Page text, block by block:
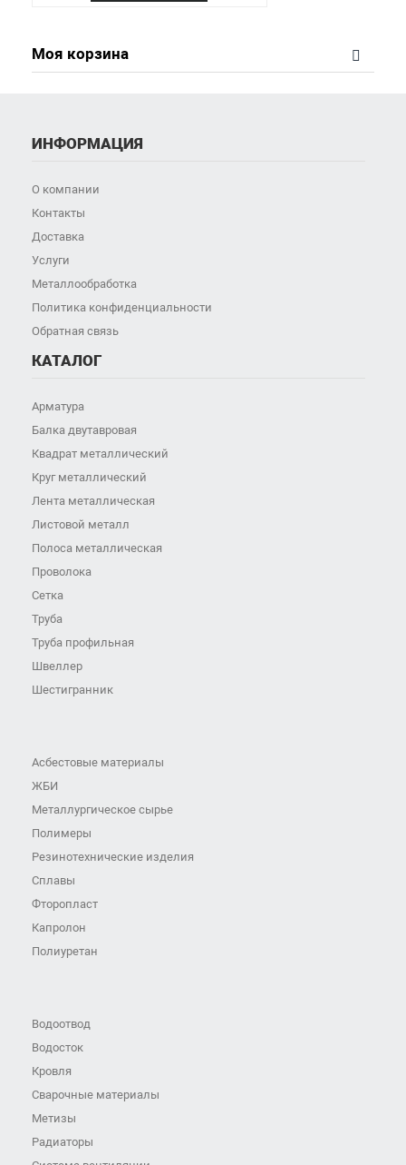
Моя корзина
ИНФОРМАЦИЯ
О компании
Контакты
Доставка
Услуги
Металлообработка
Политика конфиденциальности
Обратная связь
КАТАЛОГ
Арматура
Балка двутавровая
Квадрат металлический
Круг металлический
Лента металлическая
Листовой металл
Полоса металлическая
Проволока
Сетка
Труба
Труба профильная
Швеллер
Шестигранник
Асбестовые материалы
ЖБИ
Металлургическое сырье
Полимеры
Резинотехнические изделия
Сплавы
Фторопласт
Капролон
Полиуретан
Водоотвод
Водосток
Кровля
Сварочные материалы
Метизы
Радиаторы